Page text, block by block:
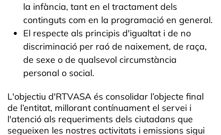
la infància, tant en el tractament dels
continguts com en la programació en general.
El respecte als principis d'igualtat i de no
discriminació per raó de naixement, de raça,
de sexe o de qualsevol circumstància
personal o social.
L'objectiu d'RTVASA és consolidar l’objecte final
de l’entitat, millorant contínuament el servei i
l'atenció als requeriments dels ciutadans que
segueixen les nostres activitats i emissions sigui